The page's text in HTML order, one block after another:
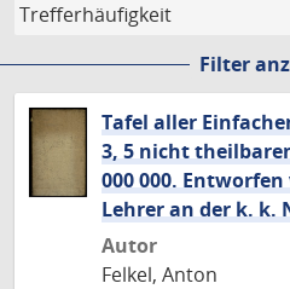
Filter
Tafel aller
3, 5 nicht
000 000.
Lehrer an der k. k.
Autor
Felkel, Anton